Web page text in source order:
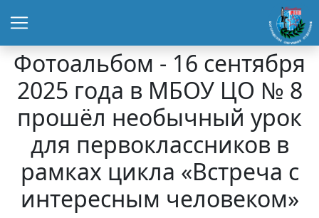
Фотоальбом - 16 сентября
2025 года в МБОУ ЦО № 8
прошёл необычный урок
для первоклассников в
рамках цикла «Встреча с
интересным человеком»